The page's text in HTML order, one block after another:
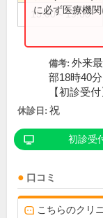
15:00～19:00
に必ず医療機
備考: 外来
部18時40
【初診受
休診日: 祝
初診受
口コミ
こちらのクリ